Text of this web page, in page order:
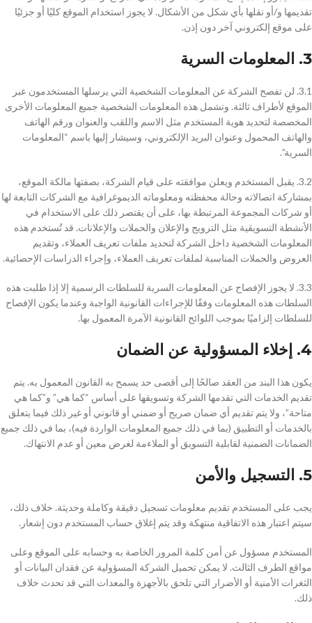
تقديمها و/أو نقلها بأي شكل من الأشكال. لا يجوز استخدام الموقع كليًا أو جزئيًا
على موقع إلكتروني آخر دون إذن.
3. المعلومات السرية
3.1. لن تفصح الشركة عن المعلومات الشخصية التي يرسلها المستخدمون عبر
الموقع لأطراف ثالثة. وتشمل هذه المعلومات الشخصية جميع المعلومات الأخرى
المخصصة لتحديد هوية المستخدم مثل الاسم واللقب والعنوان ورقم الهاتف
والهاتف المحمول وعنوان البريد الإلكتروني، وسيشار إليها باسم “المعلومات
السرية”.
3.2. يقبل المستخدم ويعلن موافقته على قيام الشركة، بصفتها مالكة الموقع،
بمشاركة اتصالاته وحالة محفظته ومعلوماته الديموغرافية مع الشركات التابعة لها
أو شركات المجموعة المرتبطة بها، على أن يقتصر ذلك على الاستخدام في
الأنشطة التسويقية مثل الترويج والإعلان والحملات والإعلانات. قد تُستخدم هذه
المعلومات الشخصية داخل الشركة لتحديد ملفات تعريف العملاء، وتقديم
العروض والحملات المناسبة لملفات تعريف العملاء، وإجراء الدراسات الإحصائية.
3.3. لا يجوز الإفصاح عن المعلومات السرية للسلطات الرسمية إلا إذا طلبت هذه
السلطات هذه المعلومات وفقًا للإجراءات القانونية الواجبة وعندما يكون الإفصاح
للسلطات إلزاميًا بموجب اللوائح القانونية الآمرة المعمول بها.
4. إخلاء المسؤولية عن الضمان
يكون هذا البند من العقد صالحًا إلى أقصى حد يسمح به القانون المعمول به. يتم
تقديم الخدمات التي تقدمها الشركة وتسويقها على أساس “كما هي” و”كما هي
متاحة”، ولا يتم تقديم أي ضمان صريح أو ضمني أو قانوني أو غير ذلك فيما يتعلق
بالخدمات أو التطبيق (بما في ذلك جميع المعلومات الواردة فيه)، بما في ذلك جميع
الضمانات الضمنية لقابلية التسويق أو الملاءمة لغرض معين أو عدم الانتهاك.
5. التسجيل والأمن
يجب على المستخدم تقديم معلومات تسجيل دقيقة وكاملة وحديثة. خلاف ذلك،
سيتم اعتبار هذه الاتفاقية منتهكة وقد يتم إغلاق حساب المستخدم دون إشعار.
المستخدم مسؤول عن أمن كلمة المرور الخاصة به وحسابه على الموقع وعلى
مواقع الطرف الثالث. لا يمكن تحميل الشركة المسؤولية عن فقدان البيانات أو
الثغرات الأمنية أو الأضرار التي تلحق بالأجهزة والمعدات التي قد تحدث خلاف
ذلك.